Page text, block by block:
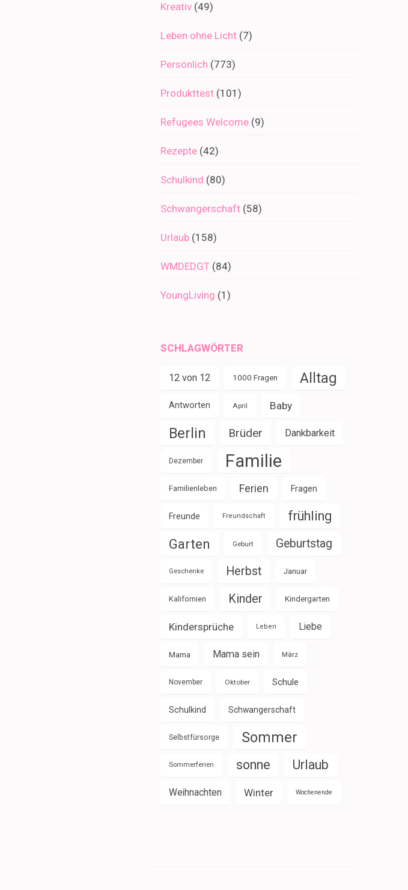
Kreativ (49)
Leben ohne Licht (7)
Persönlich (773)
Produkttest (101)
Refugees Welcome (9)
Rezepte (42)
Schulkind (80)
Schwangerschaft (58)
Urlaub (158)
WMDEDGT (84)
YoungLiving (1)
SCHLAGWÖRTER
12 von 12 1000 Fragen Alltag
Antworten April Baby
Berlin Brüder Dankbarkeit
Dezember Familie
Familienleben Ferien Fragen
Freunde Freundschaft frühling
Garten Geburt Geburtstag
Geschenke Herbst Januar
Kalifornien Kinder Kindergarten
Kindersprüche Leben Liebe
Mama Mama sein März
November Oktober Schule
Schulkind Schwangerschaft
Selbstfürsorge Sommer
Sommerferien sonne Urlaub
Weihnachten Winter Wochenende